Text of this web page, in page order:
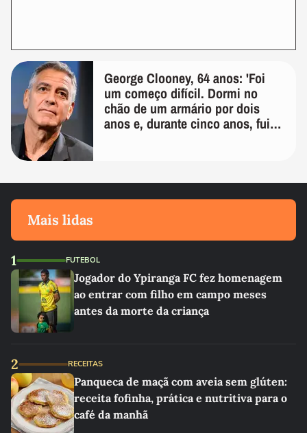
George Clooney, 64 anos: 'Foi
um começo difícil. Dormi no
chão de um armário por dois
anos e, durante cinco anos, fui
Mais lidas
1 FUTEBOL
Jogador do Ypiranga FC fez homenagem
ao entrar com filho em campo meses
antes da morte da criança
2 RECEITAS
Panqueca de maçã com aveia sem glúten:
receita fofinha, prática e nutritiva para o
café da manhã